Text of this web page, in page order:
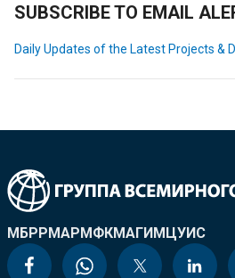
SUBSCRIBE TO EMAIL
Daily Updates of the Latest Projects &
МБРРМАРМФКМАГИМЦУИС